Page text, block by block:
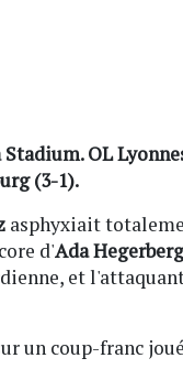
OL
(3-1).
asphyxiait
d'Ada Hegerberg
et
un coup-franc joué